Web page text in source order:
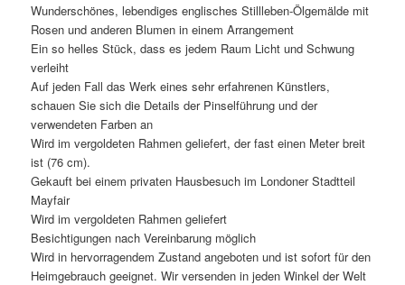
Wunderschönes, lebendiges englisches Stillleben-Ölgemälde mit
Rosen und anderen Blumen in einem Arrangement
Ein so helles Stück, dass es jedem Raum Licht und Schwung
verleiht
Auf jeden Fall das Werk eines sehr erfahrenen Künstlers,
schauen Sie sich die Details der Pinselführung und der
verwendeten Farben an
Wird im vergoldeten Rahmen geliefert, der fast einen Meter breit
ist (76 cm).
Gekauft bei einem privaten Hausbesuch im Londoner Stadtteil
Mayfair
Wird im vergoldeten Rahmen geliefert
Besichtigungen nach Vereinbarung möglich
Wird in hervorragendem Zustand angeboten und ist sofort für den
Heimgebrauch geeignet. Wir versenden in jeden Winkel der Welt